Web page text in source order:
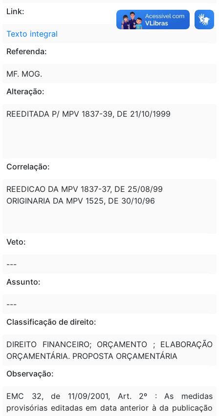
Link:
Texto integral
Referenda:
MF. MOG.
Alteração:
REEDITADA P/ MPV 1837-39, DE 21/10/1999
Correlação:
REEDICAO DA MPV 1837-37, DE 25/08/99
ORIGINARIA DA MPV 1525, DE 30/10/96
Veto:
---
Assunto:
---
Classificação de direito:
DIREITO FINANCEIRO; ORÇAMENTO ; ELABORAÇÃO
ORÇAMENTÁRIA. PROPOSTA ORÇAMENTÁRIA
Observação:
EMC 32, de 11/09/2001, Art. 2º : As medidas
provisórias editadas em data anterior à da publicação